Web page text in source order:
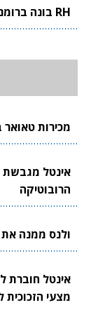
RH בונה ברומניה תשתית ייצור ביטחוני ישראלית
מכירות טאואר
אינטל מגבשת
הרובוטיקה
ולנס ממנה את
אינטל חוברת
מצעי הזכוכית